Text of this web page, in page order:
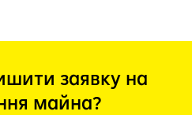
заявку на
майна?